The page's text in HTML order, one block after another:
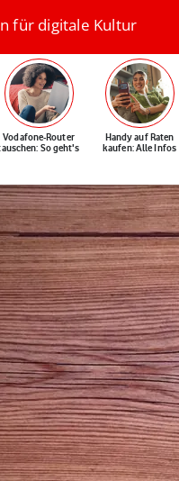
für digitale Kultur
Vodafone-Router
So geht's
Handy auf Raten
kaufen: Alle Infos